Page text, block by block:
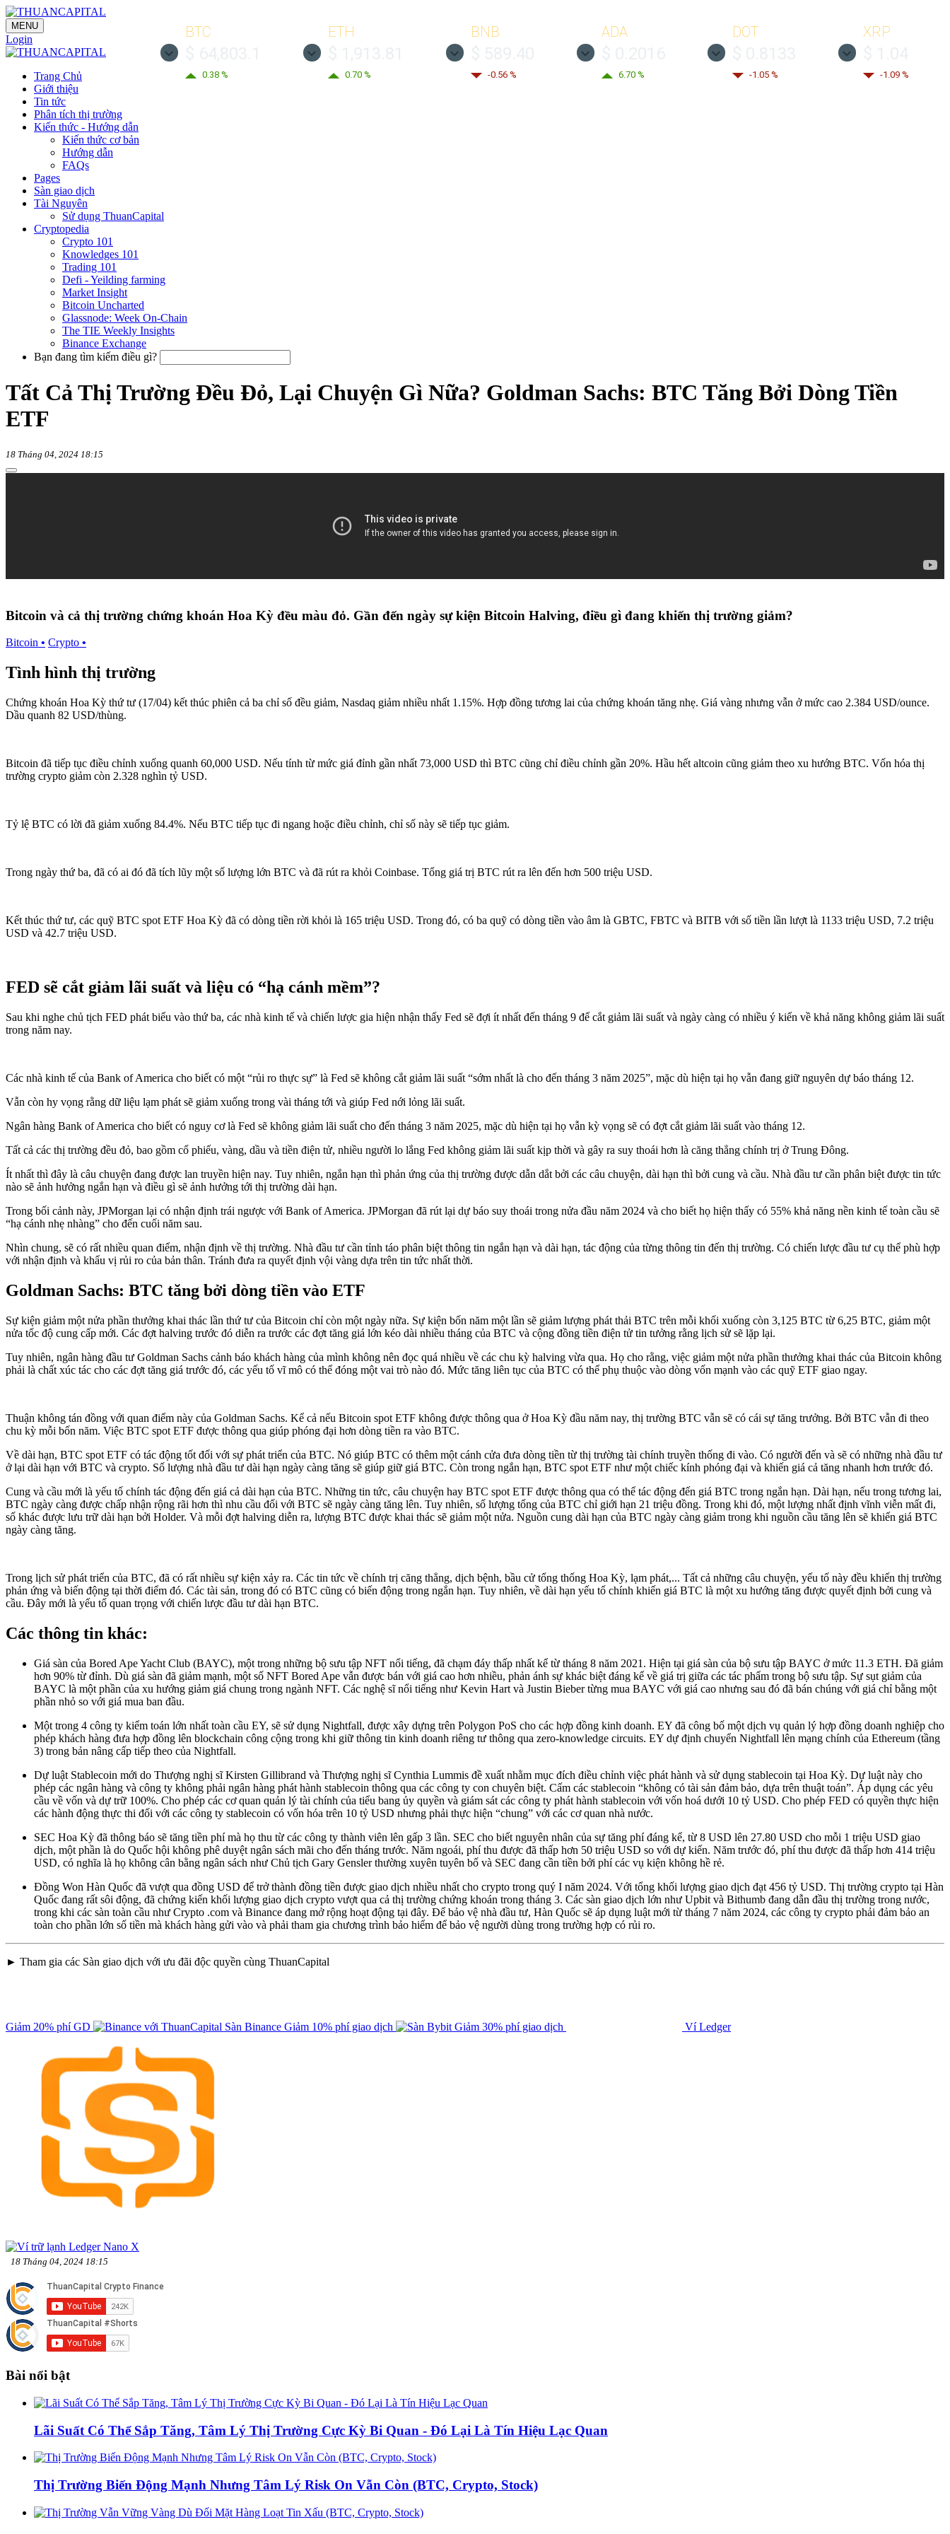
BTC
0.38 %
ETH
0.70 %
BNB
-0.56 %
ADA
6.70 %
DOT
-1.05 %
XRP
-1.09 %
MENU
Login
Trang Chủ
Giới thiệu
Tin tức
Phân tích thị trường
Kiến thức - Hướng dẫn
Kiến thức cơ bản
Hướng dẫn
FAQs
Pages
Sàn giao dịch
Tài Nguyên
Sử dụng ThuanCapital
Cryptopedia
Crypto 101
Knowledges 101
Trading 101
Defi - Yeilding farming
Market Insight
Bitcoin Uncharted
Glassnode: Week On-Chain
The TIE Weekly Insights
Binance Exchange
Bạn đang tìm kiếm điều gì?
Tất Cả Thị Trường Đều Đỏ, Lại Chuyện Gì Nữa? Goldman Sachs: BTC Tăng Bởi Dòng Tiền
ETF
18 Tháng 04, 2024 18:15
Bitcoin và cả thị trường chứng khoán Hoa Kỳ đều màu đỏ. Gần đến ngày sự kiện Bitcoin Halving, điều gì đang khiến thị trường giảm?
Bitcoin • Crypto •
Tình hình thị trường
Chứng khoán Hoa Kỳ thứ tư (17/04) kết thúc phiên cả ba chỉ số đều giảm, Nasdaq giảm nhiều nhất 1.15%. Hợp đồng tương lai của chứng khoán tăng nhẹ. Giá vàng nhưng vẫn ở mức cao 2.384 USD/ounce.
Dầu quanh 82 USD/thùng.
Bitcoin đã tiếp tục điều chỉnh xuống quanh 60,000 USD. Nếu tính từ mức giá đỉnh gần nhất 73,000 USD thì BTC cũng chỉ điều chỉnh gần 20%. Hầu hết altcoin cũng giảm theo xu hướng BTC. Vốn hóa thị
trường crypto giảm còn 2.328 nghìn tỷ USD.
Tỷ lệ BTC có lời đã giảm xuống 84.4%. Nếu BTC tiếp tục đi ngang hoặc điều chỉnh, chỉ số này sẽ tiếp tục giảm.
Trong ngày thứ ba, đã có ai đó đã tích lũy một số lượng lớn BTC và đã rút ra khỏi Coinbase. Tổng giá trị BTC rút ra lên đến hơn 500 triệu USD.
Kết thúc thứ tư, các quỹ BTC spot ETF Hoa Kỳ đã có dòng tiền rời khỏi là 165 triệu USD. Trong đó, có ba quỹ có dòng tiền vào âm là GBTC, FBTC và BITB với số tiền lần lượt là 1133 triệu USD, 7.2 triệu
USD và 42.7 triệu USD.
FED sẽ cắt giảm lãi suất và liệu có “hạ cánh mềm”?
Sau khi nghe chủ tịch FED phát biểu vào thứ ba, các nhà kinh tế và chiến lược gia hiện nhận thấy Fed sẽ đợi ít nhất đến tháng 9 để cắt giảm lãi suất và ngày càng có nhiều ý kiến về khả năng không giảm lãi suất
trong năm nay.
Các nhà kinh tế của Bank of America cho biết có một “rủi ro thực sự” là Fed sẽ không cắt giảm lãi suất “sớm nhất là cho đến tháng 3 năm 2025”, mặc dù hiện tại họ vẫn đang giữ nguyên dự báo tháng 12.
Vẫn còn hy vọng rằng dữ liệu lạm phát sẽ giảm xuống trong vài tháng tới và giúp Fed nới lỏng lãi suất.
Ngân hàng Bank of America cho biết có nguy cơ là Fed sẽ không giảm lãi suất cho đến tháng 3 năm 2025, mặc dù hiện tại họ vẫn kỳ vọng sẽ có đợt cắt giảm lãi suất vào tháng 12.
Tất cả các thị trường đều đỏ, bao gồm cổ phiếu, vàng, dầu và tiền điện tử, nhiều người lo lắng Fed không giảm lãi suất kịp thời và gây ra suy thoái hơn là căng thẳng chính trị ở Trung Đông.
Ít nhất thì đây là câu chuyện đang được lan truyền hiện nay. Tuy nhiên, ngắn hạn thì phản ứng của thị trường được dẫn dắt bởi các câu chuyện, dài hạn thì bởi cung và cầu. Nhà đầu tư cần phân biệt được tin tức
nào sẽ ảnh hưởng ngắn hạn và điều gì sẽ ảnh hưởng tới thị trường dài hạn.
Trong bối cảnh này, JPMorgan lại có nhận định trái ngược với Bank of America. JPMorgan đã rút lại dự báo suy thoái trong nửa đầu năm 2024 và cho biết họ hiện thấy có 55% khả năng nền kinh tế toàn cầu sẽ
“hạ cánh nhẹ nhàng” cho đến cuối năm sau.
Nhìn chung, sẽ có rất nhiều quan điểm, nhận định về thị trường. Nhà đầu tư cần tỉnh táo phân biệt thông tin ngắn hạn và dài hạn, tác động của từng thông tin đến thị trường. Có chiến lược đầu tư cụ thể phù hợp
với nhận định và khẩu vị rủi ro của bản thân. Tránh đưa ra quyết định vội vàng dựa trên tin tức nhất thời.
Goldman Sachs: BTC tăng bởi dòng tiền vào ETF
Sự kiện giảm một nửa phần thưởng khai thác lần thứ tư của Bitcoin chỉ còn một ngày nữa. Sự kiện bốn năm một lần sẽ giảm lượng phát thải BTC trên mỗi khối xuống còn 3,125 BTC từ 6,25 BTC, giảm một
nửa tốc độ cung cấp mới. Các đợt halving trước đó diễn ra trước các đợt tăng giá lớn kéo dài nhiều tháng của BTC và cộng đồng tiền điện tử tin tưởng rằng lịch sử sẽ lặp lại.
Tuy nhiên, ngân hàng đầu tư Goldman Sachs cảnh báo khách hàng của mình không nên đọc quá nhiều về các chu kỳ halving vừa qua. Họ cho rằng, việc giảm một nửa phần thưởng khai thác của Bitcoin không
phải là chất xúc tác cho các đợt tăng giá trước đó, các yếu tố vĩ mô có thể đóng một vai trò nào đó. Mức tăng liên tục của BTC có thể phụ thuộc vào dòng vốn mạnh vào các quỹ ETF giao ngay.
Thuận không tán đồng với quan điểm này của Goldman Sachs. Kể cả nếu Bitcoin spot ETF không được thông qua ở Hoa Kỳ đầu năm nay, thị trường BTC vẫn sẽ có cái sự tăng trưởng. Bởi BTC vẫn đi theo
chu kỳ mỗi bốn năm. Việc BTC spot ETF được thông qua giúp phóng đại hơn dòng tiền ra vào BTC.
Về dài hạn, BTC spot ETF có tác động tốt đối với sự phát triển của BTC. Nó giúp BTC có thêm một cánh cửa đưa dòng tiền từ thị trường tài chính truyền thống đi vào. Có người đến và sẽ có những nhà đầu tư
ở lại dài hạn với BTC và crypto. Số lượng nhà đầu tư dài hạn ngày càng tăng sẽ giúp giữ giá BTC. Còn trong ngắn hạn, BTC spot ETF như một chiếc kính phóng đại và khiến giá cả tăng nhanh hơn trước đó.
Cung và cầu mới là yếu tố chính tác động đến giá cả dài hạn của BTC. Những tin tức, câu chuyện hay BTC spot ETF được thông qua có thể tác động đến giá BTC trong ngắn hạn. Dài hạn, nếu trong tương lai,
BTC ngày càng được chấp nhận rộng rãi hơn thì nhu cầu đối với BTC sẽ ngày càng tăng lên. Tuy nhiên, số lượng tổng của BTC chỉ giới hạn 21 triệu đồng. Trong khi đó, một lượng nhất định vĩnh viễn mất đi,
số khác được lưu trữ dài hạn bởi Holder. Và mỗi đợt halving diễn ra, lượng BTC được khai thác sẽ giảm một nửa. Nguồn cung dài hạn của BTC ngày càng giảm trong khi nguồn cầu tăng lên sẽ khiến giá BTC
ngày càng tăng.
Trong lịch sử phát triển của BTC, đã có rất nhiều sự kiện xảy ra. Các tin tức về chính trị căng thẳng, dịch bệnh, bầu cử tổng thống Hoa Kỳ, lạm phát,... Tất cả những câu chuyện, yếu tố này đều khiến thị trường
phản ứng và biến động tại thời điểm đó. Các tài sản, trong đó có BTC cũng có biến động trong ngắn hạn. Tuy nhiên, về dài hạn yếu tố chính khiến giá BTC là một xu hướng tăng được quyết định bởi cung và
cầu. Đây mới là yếu tố quan trọng với chiến lược đầu tư dài hạn BTC.
Các thông tin khác:
Giá sàn của Bored Ape Yacht Club (BAYC), một trong những bộ sưu tập NFT nổi tiếng, đã chạm đáy thấp nhất kể từ tháng 8 năm 2021. Hiện tại giá sàn của bộ sưu tập BAYC ở mức 11.3 ETH. Đã giảm
hơn 90% từ đỉnh. Dù giá sàn đã giảm mạnh, một số NFT Bored Ape vẫn được bán với giá cao hơn nhiều, phản ánh sự khác biệt đáng kể về giá trị giữa các tác phẩm trong bộ sưu tập. Sự sụt giảm của
BAYC là một phần của xu hướng giảm giá chung trong ngành NFT. Các nghệ sĩ nổi tiếng như Kevin Hart và Justin Bieber từng mua BAYC với giá cao nhưng sau đó đã bán chúng với giá chỉ bằng một
phần nhỏ so với giá mua ban đầu.
Một trong 4 công ty kiểm toán lớn nhất toàn cầu EY, sẽ sử dụng Nightfall, được xây dựng trên Polygon PoS cho các hợp đồng kinh doanh. EY đã công bố một dịch vụ quản lý hợp đồng doanh nghiệp cho
phép khách hàng đưa hợp đồng lên blockchain công cộng trong khi giữ thông tin kinh doanh riêng tư thông qua zero-knowledge circuits. EY dự định chuyển Nightfall lên mạng chính của Ethereum (tầng
3) trong bản nâng cấp tiếp theo của Nightfall.
Dự luật Stablecoin mới do Thượng nghị sĩ Kirsten Gillibrand và Thượng nghị sĩ Cynthia Lummis đề xuất nhằm mục đích điều chỉnh việc phát hành và sử dụng stablecoin tại Hoa Kỳ. Dự luật này cho
phép các ngân hàng và công ty không phải ngân hàng phát hành stablecoin thông qua các công ty con chuyên biệt. Cấm các stablecoin “không có tài sản đảm bảo, dựa trên thuật toán”. Áp dụng các yêu
cầu về vốn và dự trữ 100%. Cho phép các cơ quan quản lý tài chính của tiểu bang ủy quyền và giám sát các công ty phát hành stablecoin với vốn hoá dưới 10 tỷ USD. Cho phép FED có quyền thực hiện
các hành động thực thi đối với các công ty stablecoin có vốn hóa trên 10 tỷ USD nhưng phải thực hiện “chung” với các cơ quan nhà nước.
SEC Hoa Kỳ đã thông báo sẽ tăng tiền phí mà họ thu từ các công ty thành viên lên gấp 3 lần. SEC cho biết nguyên nhân của sự tăng phí đáng kể, từ 8 USD lên 27.80 USD cho mỗi 1 triệu USD giao
dịch, một phần là do Quốc hội không phê duyệt ngân sách mãi cho đến tháng trước. Năm ngoái, phí thu được đã thấp hơn 50 triệu USD so với dự kiến. Năm trước đó, phí thu được đã thấp hơn 414 triệu
USD, có nghĩa là họ không cân bằng ngân sách như Chủ tịch Gary Gensler thường xuyên tuyên bố và SEC đang cần tiền bởi phí các vụ kiện không hề rẻ.
Đồng Won Hàn Quốc đã vượt qua đồng USD để trở thành đồng tiền được giao dịch nhiều nhất cho crypto trong quý I năm 2024. Với tổng khối lượng giao dịch đạt 456 tỷ USD. Thị trường crypto tại Hàn
Quốc đang rất sôi động, đã chứng kiến khối lượng giao dịch crypto vượt qua cả thị trường chứng khoán trong tháng 3. Các sàn giao dịch lớn như Upbit và Bithumb đang dẫn đầu thị trường trong nước,
trong khi các sàn toàn cầu như Crypto .com và Binance đang mở rộng hoạt động tại đây. Để bảo vệ nhà đầu tư, Hàn Quốc sẽ áp dụng luật mới từ tháng 7 năm 2024, các công ty crypto phải đảm bảo an
toàn cho phần lớn số tiền mà khách hàng gửi vào và phải tham gia chương trình bảo hiểm để bảo vệ người dùng trong trường hợp có rủi ro.
► Tham gia các Sàn giao dịch với ưu đãi độc quyền cùng ThuanCapital
Giảm 20% phí GD Sàn Binance Giảm 10% phí giao dịch Giảm 30% phí giao dịch Ví Ledger
18 Tháng 04, 2024 18:15
Bài nổi bật
Lãi Suất Có Thể Sắp Tăng, Tâm Lý Thị Trường Cực Kỳ Bi Quan - Đó Lại Là Tín Hiệu Lạc Quan
Thị Trường Biến Động Mạnh Nhưng Tâm Lý Risk On Vẫn Còn (BTC, Crypto, Stock)